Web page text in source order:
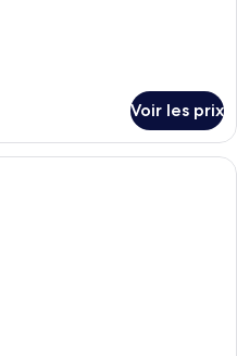
Voir les prix
Une chambre d’hôtel comprenant